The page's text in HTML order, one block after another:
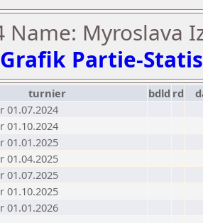
Name: Myroslava
Grafik Partie-
turnier bdld rd
01.07.2024
01.10.2024
01.01.2025
01.04.2025
01.07.2025
01.10.2025
01.01.2026